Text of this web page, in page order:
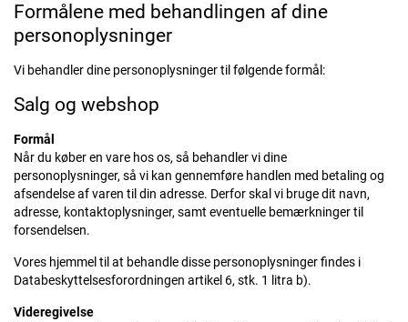
Formålene med behandlingen af dine
personoplysninger
Vi behandler dine personoplysninger til følgende formål:
Salg og webshop
Formål
Når du køber en vare hos os, så behandler vi dine
personoplysninger, så vi kan gennemføre handlen med betaling og
afsendelse af varen til din adresse. Derfor skal vi bruge dit navn,
adresse, kontaktoplysninger, samt eventuelle bemærkninger til
forsendelsen.
Vores hjemmel til at behandle disse personoplysninger findes i
Databeskyttelsesforordningen artikel 6, stk. 1 litra b).
Videregivelse